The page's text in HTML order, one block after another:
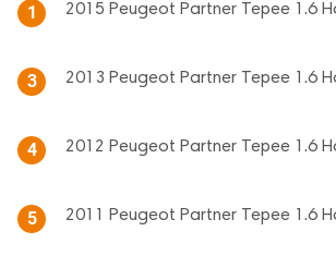
1 2015 Peugeot Partner Tepee 1.6
3 2013 Peugeot Partner Tepee 1.6
4 2012 Peugeot Partner Tepee 1.6
5 2011 Peugeot Partner Tepee 1.6